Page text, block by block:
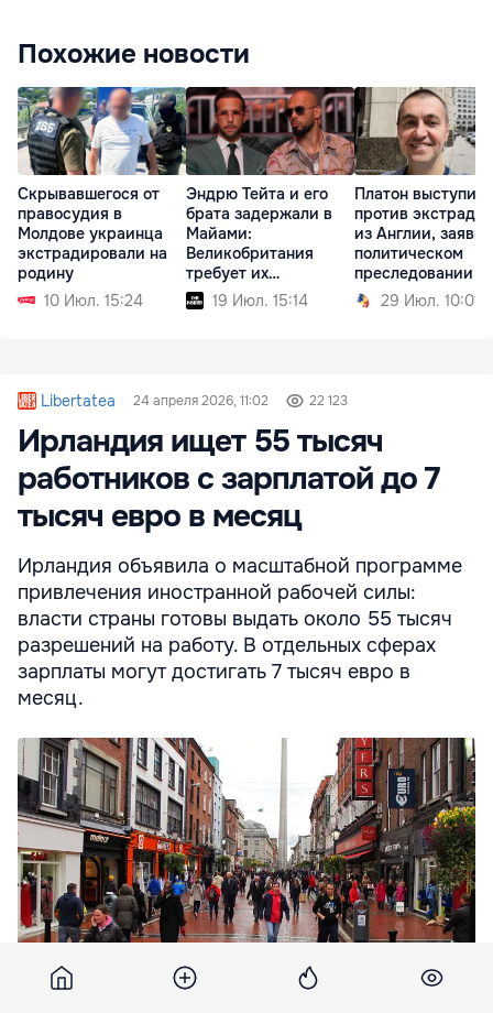
Похожие новости
Скрывавшегося от
правосудия в
Молдове украинца
экстрадировали на
родину
10 Июл. 15:24
Эндрю Тейта и его
брата задержали в
Майами:
Великобритания
требует их
экстрадиции
19 Июл. 15:14
Платон выступил
против
из Англии,
политическом
преследовании
29 Июл. 10:01
Libertatea 24 апреля 2026, 11:02 22 123
Ирландия ищет 55 тысяч
работников с зарплатой до 7
тысяч евро в месяц
Ирландия объявила о масштабной программе
привлечения иностранной рабочей силы:
власти страны готовы выдать около 55 тысяч
разрешений на работу. В отдельных сферах
зарплаты могут достигать 7 тысяч евро в
месяц.